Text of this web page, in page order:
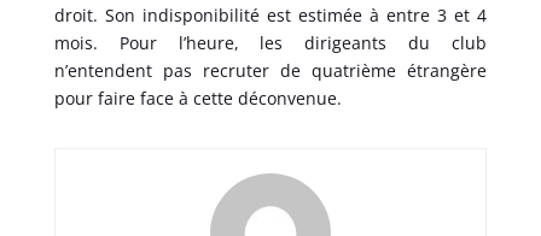
droit. Son indisponibilité est estimée à entre 3 et 4
mois. Pour l’heure, les dirigeants du club
n’entendent pas recruter de quatrième étrangère
pour faire face à cette déconvenue.